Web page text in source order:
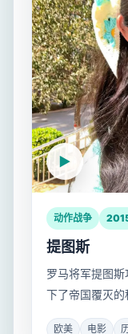
动作战争
提图斯
罗马将军提图
下了帝国覆灭的
欧美 电影